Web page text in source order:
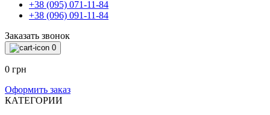
+38 (095) 071-11-84
+38 (096) 091-11-84
Заказать звонок
0
0 грн
Оформить заказ
КАТЕГОРИИ